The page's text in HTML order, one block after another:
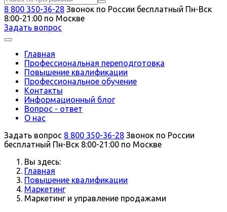
8 800 350-36-28 Звонок по России бесплатный Пн-Вск
8:00-21:00 по Москве
Задать вопрос
Главная
Профессиональная переподготовка
Повышение квалификации
Профессиональное обучение
Контакты
Информационный блог
Вопрос - ответ
О нас
Задать вопрос 8 800 350-36-28 Звонок по России
бесплатный Пн-Вск 8:00-21:00 по Москве
Вы здесь:
Главная
Повышение квалификации
Маркетинг
Маркетинг и управление продажами